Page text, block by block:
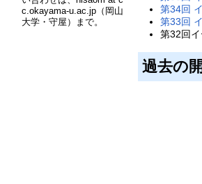
第34回
第33回
第32回
過去の
c.okayama-u.ac.jp（岡山
大学・守屋）まで。